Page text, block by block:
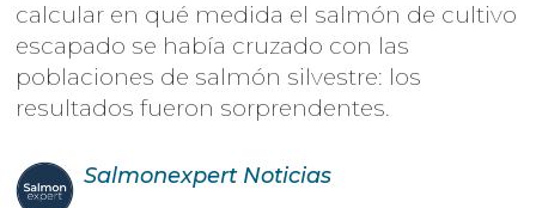
calcular en qué medida el salmón de cultivo
escapado se había cruzado con las
poblaciones de salmón silvestre: los
resultados fueron sorprendentes.
Salmonexpert Noticias